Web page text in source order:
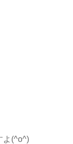
よ(^o^)